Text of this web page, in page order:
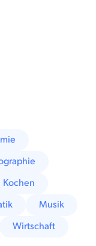
Kochen
Musik
Wirtschaft